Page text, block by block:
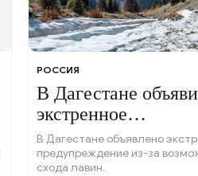
РОССИЯ
В Дагестане
экстренное
предупреждение
лавин.
В Дагестане объявлено
предупреждение из-за
схода лавин.